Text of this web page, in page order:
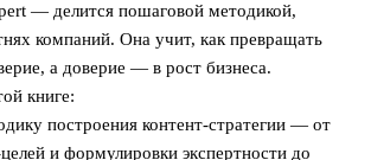
— делится пошаговой методикой,
компаний. Она учит, как превращать
а доверие — в рост бизнеса.
книге:
построения контент-стратегии — от
и формулировки экспертности до